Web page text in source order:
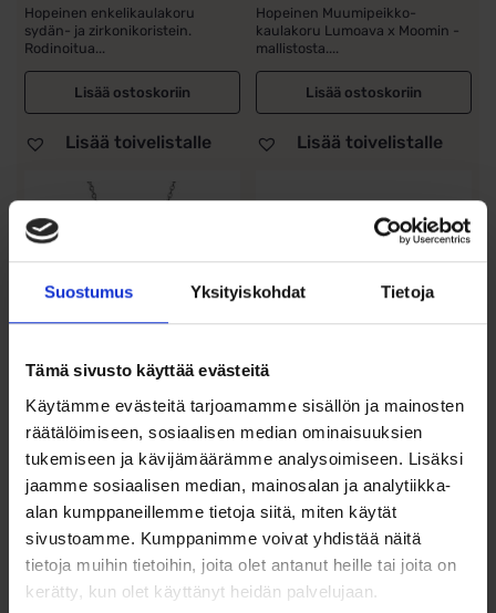
Suostumus Yksityiskohdat Tietoja
Tämä sivusto käyttää evästeitä
Käytämme evästeitä tarjoamamme sisällön ja mainosten
räätälöimiseen, sosiaalisen median ominaisuuksien
tukemiseen ja kävijämäärämme analysoimiseen. Lisäksi
jaamme sosiaalisen median, mainosalan ja analytiikka-
alan kumppaneillemme tietoja siitä, miten käytät
sivustoamme. Kumppanimme voivat yhdistää näitä
tietoja muihin tietoihin, joita olet antanut heille tai joita on
kerätty, kun olet käyttänyt heidän palvelujaan.
Hopeinen enkelikaulakoru
sydän- ja zirkonikoristein.
Rodinoitua...
Lisää ostoskoriin
Lisää toivelistalle
Hopeinen Muumipeikko-
kaulakoru Lumoava x Moomin -
mallistosta....
Lisää ostoskoriin
Lisää toivelistalle
Muumi Kaulakoru
Pikku Myy Hopeaa
Lumoava
99,00€
Lumoava x Moomin hopeinen
Pikku Myy...
Hopeariipus siipi,
synteettiset
zirkonit
12,00€
Hopeinen siipiriipus zirkoneilla –
kaunis ja...